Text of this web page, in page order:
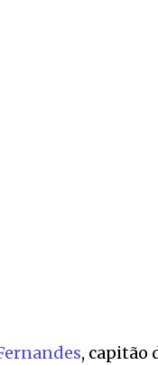
, capitão